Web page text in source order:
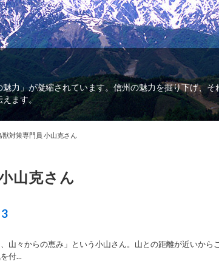
力」が凝縮されています。信州の魅力を掘り下げ、そ
えます。
対策専門員 小山克さん
山克さん
山々からの恵み」という小山さん。山との距離が近いからこ
付...